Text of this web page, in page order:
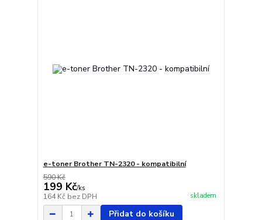
e-toner Brother TN-2320 - kompatibilní
590 Kč
199 Kč/ks
164 Kč bez DPH skladem
Přidat do košíku